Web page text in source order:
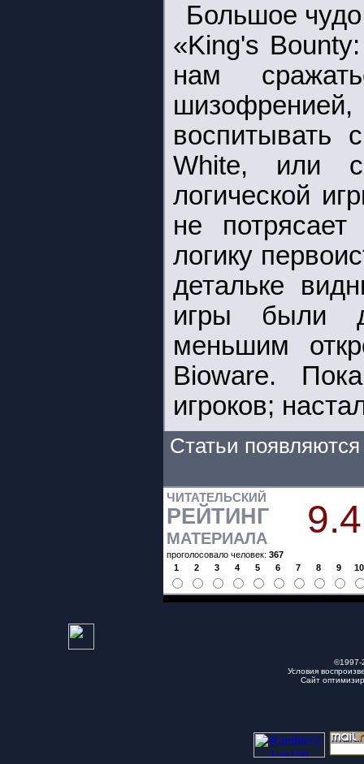
Большое
«King's
нам
воспитывать
White, или
логической
не
логику
детальке
игры были
меньшим
Bioware.
игроков;
Статьи
ЧИТАТЕЛЬСКИЙ
РЕЙТИНГ
МАТЕРИАЛА 9.4
проголосовало человек: 367
1
2 3 4 5 6 7 8 9 10
Условия
Сайт